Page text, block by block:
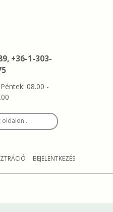
+36-1-303-
08.00 -
oldalon…
BEJELENTKEZÉS